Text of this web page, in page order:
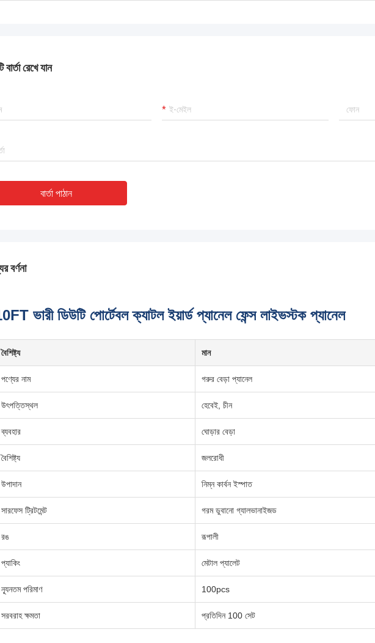
বার্তা রেখে যান
বার্তা পাঠান
বর্ণনা
ভারী ডিউটি পোর্টেবল ক্যাটল ইয়ার্ড প্যানেল ফেন্স লাইভস্টক প্যানেল
বৈশিষ্ট্য মান
পণ্যের নাম গরুর বেড়া প্যানেল
উৎপত্তিস্থল হেবেই, চীন
ব্যবহার ঘোড়ার বেড়া
বৈশিষ্ট্য জলরোধী
উপাদান নিম্ন কার্বন ইস্পাত
সারফেস ট্রিটমেন্ট গরম ডুবানো গ্যালভানাইজড
রঙ রূপালী
প্যাকিং মেটাল প্যালেট
ন্যূনতম পরিমাণ 100pcs
সরবরাহ ক্ষমতা প্রতিদিন 100 সেট